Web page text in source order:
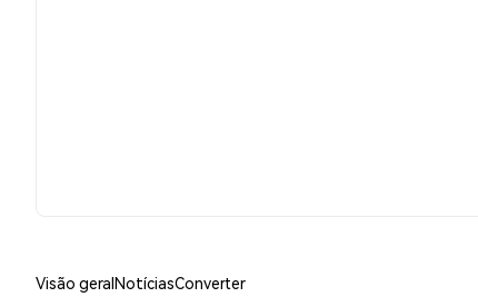
Visão geralNotíciasConverter